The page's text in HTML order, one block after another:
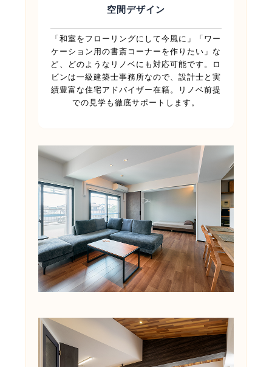
空間デザイン
「和室をフローリングにして今風に」「ワー
ケーション用の書斎コーナーを作りたい」な
ど、どのようなリノベにも対応可能です。ロ
ビンは一級建築士事務所なので、設計士と実
績豊富な住宅アドバイザー在籍。リノベ前提
での見学も徹底サポートします。